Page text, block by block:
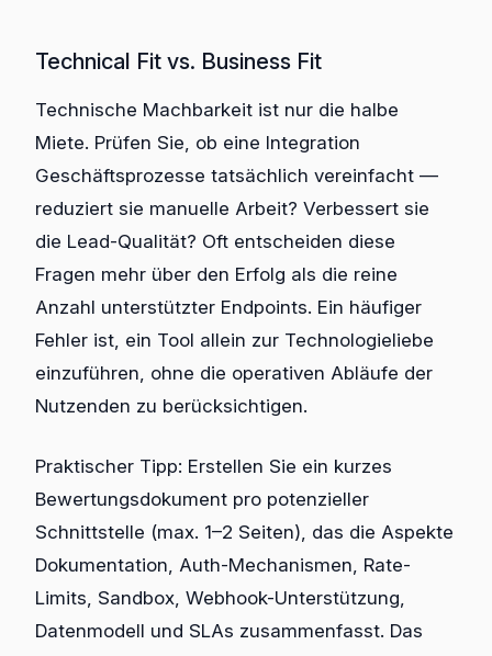
Technical Fit vs. Business Fit
Technische Machbarkeit ist nur die halbe
Miete. Prüfen Sie, ob eine Integration
Geschäftsprozesse tatsächlich vereinfacht —
reduziert sie manuelle Arbeit? Verbessert sie
die Lead-Qualität? Oft entscheiden diese
Fragen mehr über den Erfolg als die reine
Anzahl unterstützter Endpoints. Ein häufiger
Fehler ist, ein Tool allein zur Technologieliebe
einzuführen, ohne die operativen Abläufe der
Nutzenden zu berücksichtigen.
Praktischer Tipp: Erstellen Sie ein kurzes
Bewertungsdokument pro potenzieller
Schnittstelle (max. 1–2 Seiten), das die Aspekte
Dokumentation, Auth-Mechanismen, Rate-
Limits, Sandbox, Webhook-Unterstützung,
Datenmodell und SLAs zusammenfasst. Das